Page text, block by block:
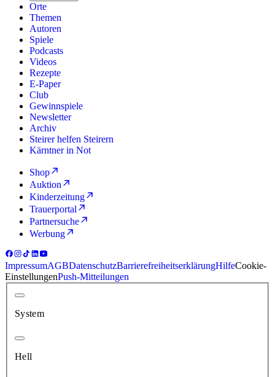
Orte
Themen
Autoren
Spiele
Podcasts
Videos
Rezepte
E-Paper
Club
Gewinnspiele
Newsletter
Archiv
Steirer helfen Steirern
Kärntner in Not
Shop
Auktion
Kinderzeitung
Trauerportal
Partnersuche
Werbung
ImpressumAGBDatenschutzBarrierefreiheitserklärungHilfeCookie-
EinstellungenPush-Mitteilungen
System
Hell